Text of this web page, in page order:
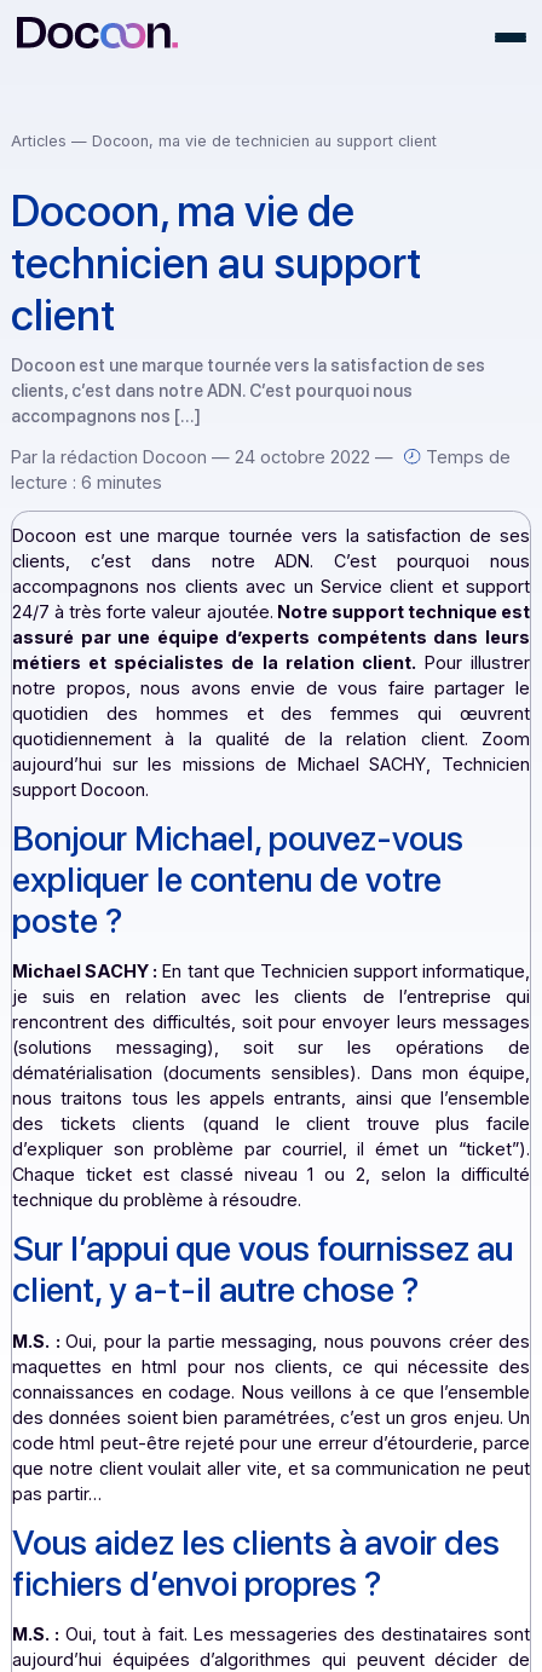
— Docoon, ma vie de technicien au support client
Docoon, ma vie de
technicien au support
client
Docoon est une marque tournée vers la satisfaction de ses
clients, c’est dans notre ADN. C’est pourquoi nous
accompagnons nos […]
Par la rédaction Docoon — 24 octobre 2022 —
Temps
lecture : 6 minutes
Docoon est une marque tournée vers la satisfaction
clients, c’est dans notre ADN. C’est pourquoi
accompagnons nos clients avec un Service client et
24/7 à très forte valeur ajoutée. Notre support
assuré par une équipe d’experts compétents dans
métiers et spécialistes de la relation client.Pour
notre propos, nous avons envie de vous faire
quotidien des hommes et des femmes qui
aujourd’hui sur les missions de Michael SACHY,
support Docoon.
Bonjour Michael, pouvez-vous
expliquer le contenu de votre
poste ?
Michael SACHY :En tant que Technicien support
je suis en relation avec les clients de
rencontrent des difficultés, soit pour envoyer leurs
(solutions messaging), soit sur les
dématérialisation (documents sensibles). Dans mon
des tickets clients (quand le client trouve plus
d’expliquer son problème par courriel, il émet un
Chaque ticket est classé niveau 1 ou 2, selon la
technique du problème à résoudre.
Sur l’appui que vous fournissez
client, y a-t-il autre chose ?
M.S. :Oui, pour la partie messaging, nous pouvons
connaissances en codage. Nous veillons à ce que
des données soient bien paramétrées, c’est un gros
code html peut-être rejeté pour une erreur d’étourderie,
que notre client voulait aller vite, et sa communication
pas partir…